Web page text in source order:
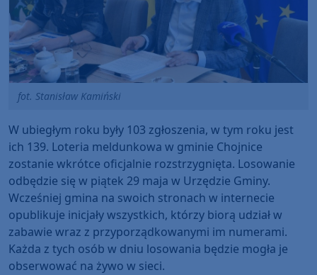
fot. Stanisław Kamiński
W ubiegłym roku były 103 zgłoszenia, w tym roku jest
ich 139. Loteria meldunkowa w gminie Chojnice
zostanie wkrótce oficjalnie rozstrzygnięta. Losowanie
odbędzie się w piątek 29 maja w Urzędzie Gminy.
Wcześniej gmina na swoich stronach w internecie
opublikuje inicjały wszystkich, którzy biorą udział w
zabawie wraz z przyporządkowanymi im numerami.
Każda z tych osób w dniu losowania będzie mogła je
obserwować na żywo w sieci.